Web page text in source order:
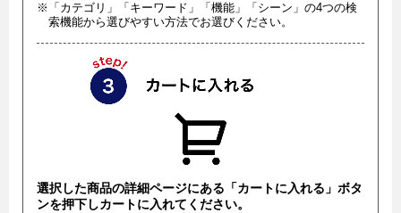
※「カテゴリ」「キーワード」「機能」「シーン」の4つの検
索機能から選びやすい方法でお選びください。
選択した商品の詳細ページにある「カートに入れる」ボタ
ンを押下しカートに入れてください。